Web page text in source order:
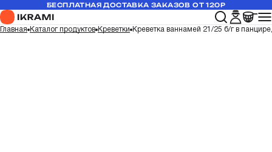
БЕСПЛАТНАЯ ДОСТАВКА ЗАКАЗОВ ОТ 120Р
Главная Каталог продуктов Креветки Креветка ваннамей 21/25 б/г в